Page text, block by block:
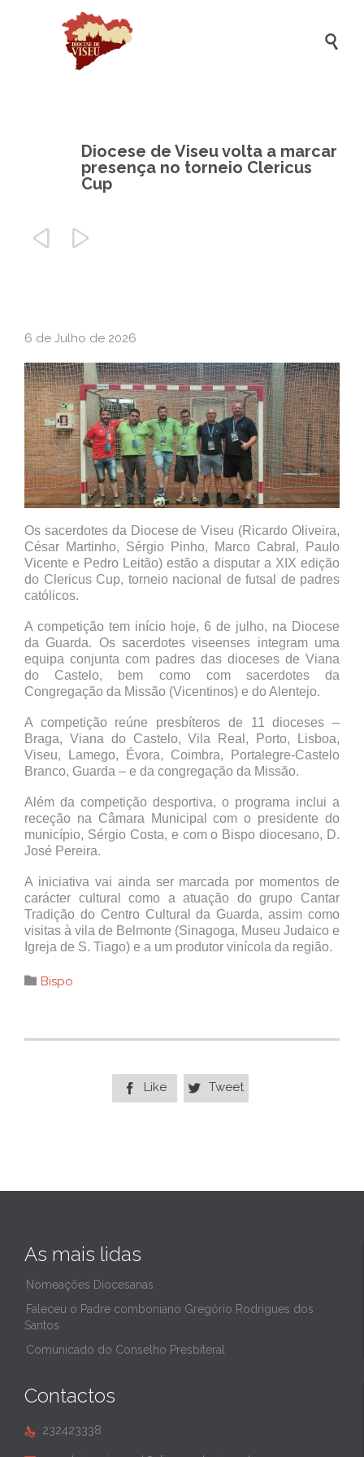

Diocese de Viseu volta a marcar
presença no torneio Clericus
Cup
 
6 de Julho de 2026
Os sacerdotes da Diocese de Viseu (Ricardo Oliveira,
César Martinho, Sérgio Pinho, Marco Cabral, Paulo
Vicente e Pedro Leitão) estão a disputar a XIX edição
do Clericus Cup, torneio nacional de futsal de padres
católicos.
A competição tem início hoje, 6 de julho, na Diocese
da Guarda. Os sacerdotes viseenses integram uma
equipa conjunta com padres das dioceses de Viana
do Castelo, bem como com sacerdotes da
Congregação da Missão (Vicentinos) e do Alentejo.
A competição reúne presbíteros de 11 dioceses –
Braga, Viana do Castelo, Vila Real, Porto, Lisboa,
Viseu, Lamego, Évora, Coimbra, Portalegre-Castelo
Branco, Guarda – e da congregação da Missão.
Além da competição desportiva, o programa inclui a
receção na Câmara Municipal com o presidente do
município, Sérgio Costa, e com o Bispo diocesano, D.
José Pereira.
A iniciativa vai ainda ser marcada por momentos de
carácter cultural como a atuação do grupo Cantar
Tradição do Centro Cultural da Guarda, assim como
visitas à vila de Belmonte (Sinagoga, Museu Judaico e
Igreja de S. Tiago) e a um produtor vinícola da região.
 Category
Bispo
 Like  Tweet
As mais lidas
Nomeações Diocesanas
Faleceu o Padre comboniano Gregório Rodrigues dos
Santos
Comunicado do Conselho Presbiteral
Contactos
 232423338